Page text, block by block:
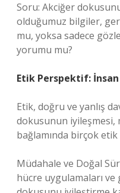
Soru: Akciğer
olduğumuz bilgiler,
mu, yoksa sadece
yorumu mu?
Etik Perspektif:
Etik, doğru ve yanlış
dokusunun iyileşmesi,
bağlamında birçok
Müdahale ve Doğal
hücre uygulamaları